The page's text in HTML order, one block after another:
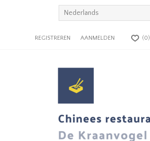
REGISTREREN AANMELDEN (0)